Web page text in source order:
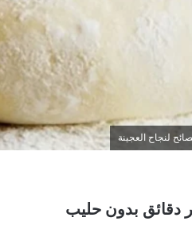
لنجاح العجينة
دقائق بدون حليب